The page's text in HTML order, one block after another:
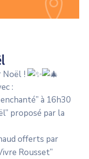
Noël !
:
à 16h30
proposé par la
offerts par
Rousset”